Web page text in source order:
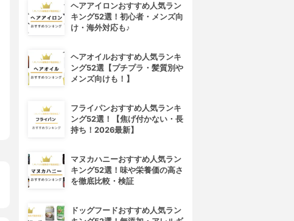
ヘアアイロンおすすめ人気ラン
キング52選！初心者・メンズ向
け・海外対応も♪
ヘアオイルおすすめ人気ランキ
ング52選【プチプラ・髪質別や
メンズ向けも！】
フライパンおすすめ人気ランキ
ング52選！【焦げ付かない・長
持ち！2026最新】
マヌカハニーおすすめ人気ラン
キング52選！味や栄養価の高さ
を徹底比較・検証
ドッグフードおすすめ人気ラン